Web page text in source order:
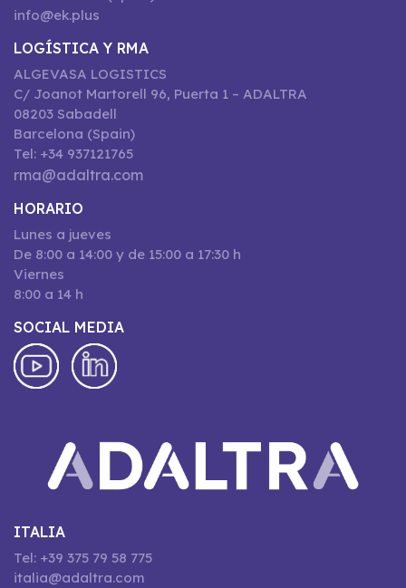
info@ek.plus
LOGÍSTICA Y RMA
ALGEVASA LOGISTICS
C/ Joanot Martorell 96, Puerta 1 – ADALTRA
08203 Sabadell
Barcelona (Spain)
Tel: +34 937121765
rma@adaltra.com
HORARIO
Lunes a jueves
De 8:00 a 14:00 y de 15:00 a 17:30 h
Viernes
8:00 a 14 h
SOCIAL MEDIA
ITALIA
Tel: +39 375 79 58 775
italia@adaltra.com